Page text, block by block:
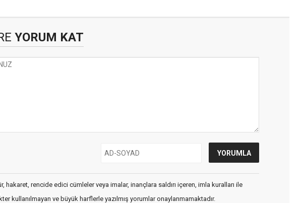
YORUM KAT
hakaret, rencide edici cümleler veya imalar, inançlara saldırı içeren, imla kuralları ile
kullanılmayan ve büyük harflerle yazılmış yorumlar onaylanmamaktadır.